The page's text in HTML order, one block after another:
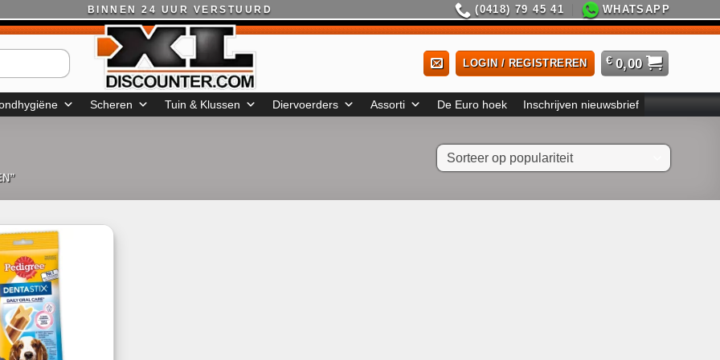
BINNEN 24 UUR VERSTUURD (0418) 79 45 41 WHATSAPP
LOGIN / REGISTREREN € 0,00
Scheren Tuin & Klussen Diervoerders Assorti De Euro hoek Inschrijven nieuwsbrief